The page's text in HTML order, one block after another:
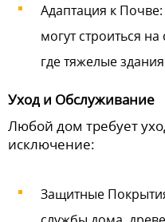
Адаптация к
могут строиться
где тяжелые
Уход и Обслуживание
Любой дом требует
исключение:
Защитные